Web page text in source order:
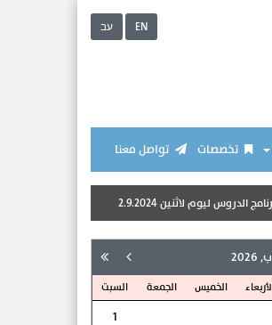
EN עב
تخصصات تواصل معنا
الدروس ليوم لاثنين 2.9.2024
2026
الخميس الجمعة السبت
1